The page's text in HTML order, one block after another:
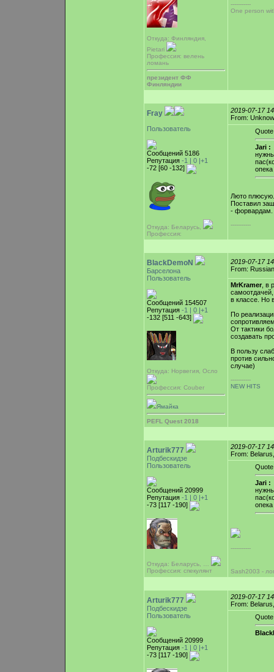
Откуда: Финляндия,
Pietari
Профессия: велень
ломань
президент ФФ
Финляндии
-----------
One person
Fray
Пользователь
Сообщений 5186
Репутация -1 | 0 |+1
-72 [60 -132]
Откуда: Беларусь,
Профессия:
2019-07-17
From:
Quote
Jari :
Люто
Поставил
- форвардам.
-----------
BlackDemoN
Барселона
Пользователь
Сообщений 154507
Репутация -1 | 0 |+1
-132 [511 -643]
Откуда: Норвегия, Осло
Профессия: Couber
Ямайка
PEFL Quest 2018
2019-07-17
From:
MrKramer , в
самоотдачей,
в классе. Но
По
От тактики
создавать
В пользу
против
случае)
-----------
NEW HITS
Arturik777
Подбескидзе
Пользователь
Сообщений 20999
Репутация -1 | 0 |+1
-73 [117 -190]
Откуда: Беларусь, …
Профессия: спекулянт
2019-07-17
From:
Quote
Jari :
-----------
Sash2003 -
Arturik777
Подбескидзе
Пользователь
Сообщений 20999
Репутация -1 | 0 |+1
-73 [117 -190]
2019-07-17
From:
Quote